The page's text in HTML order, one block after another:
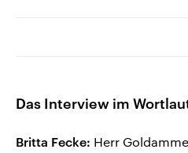
Das Interview im
Britta Fecke: Herr